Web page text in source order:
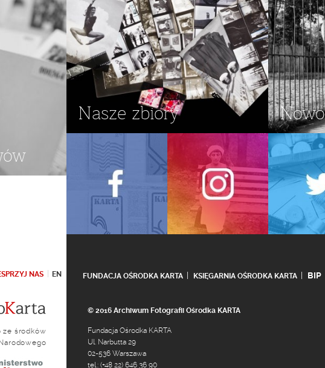
Nasze zbiory
NAS EN FUNDACJA OŚRODKA KARTA KSIĘGARNIA OŚRODKA KARTA BIP
ze środków
© 2016 Archiwum Fotografii Ośrodka KARTA
Fundacja Ośrodka KARTA
Ul. Narbutta 29
02-536 Warszawa
tel.: (+48 22) 646 36 90